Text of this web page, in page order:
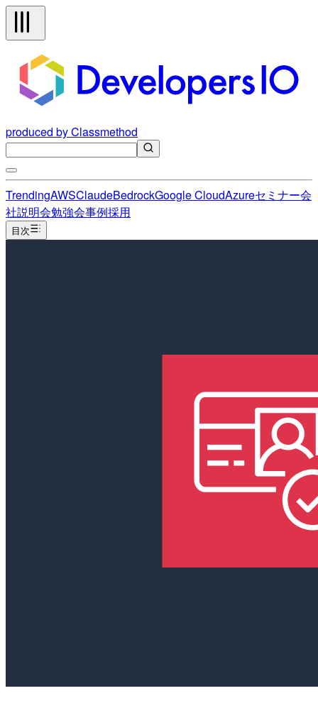
produced by Classmethod
TrendingAWSClaudeBedrockGoogle CloudAzureセミナー会
社説明会勉強会事例採用
目次